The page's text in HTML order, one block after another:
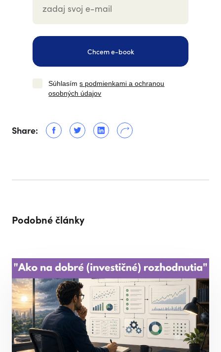
Chcem e-book
Súhlasíms podmienkami a ochranou
osobných údajov
Share:
Podobné články